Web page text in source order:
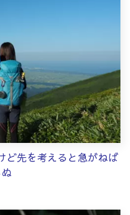
ど先を考えると急がねば